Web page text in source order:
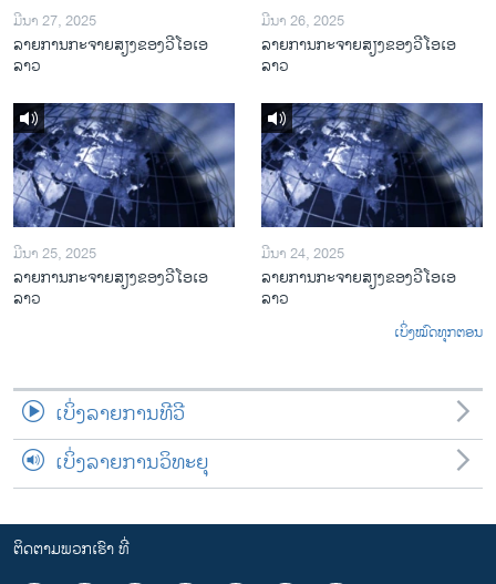
ມີນາ 27, 2025
ລາຍການກະຈາຍສຽງຂອງວີໂອເອ
ລາວ
ມີນາ 26, 2025
ລາຍການກະຈາຍສຽງຂອງວີໂອເອ
ລາວ
ມີນາ 25, 2025
ລາຍການກະຈາຍສຽງຂອງວີໂອເອ
ລາວ
ມີນາ 24, 2025
ລາຍການກະຈາຍສຽງຂອງວີໂອເອ
ລາວ
ເບິ່ງໝົດທຸກຕອນ
ເບິ່ງລາຍການທີວີ
ເບິ່ງລາຍການວິທະຍຸ
ຕິດຕາມພວກເຮົາ ທີ່